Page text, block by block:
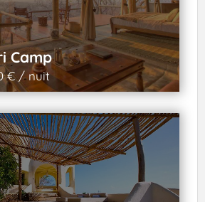
Camp
€ / nuit